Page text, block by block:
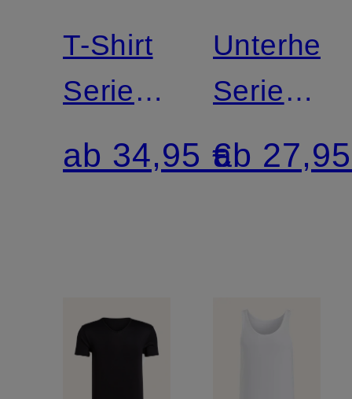
T-Shirt
Serie
SOFTWARE
ab 34,95 €
Serie
ab